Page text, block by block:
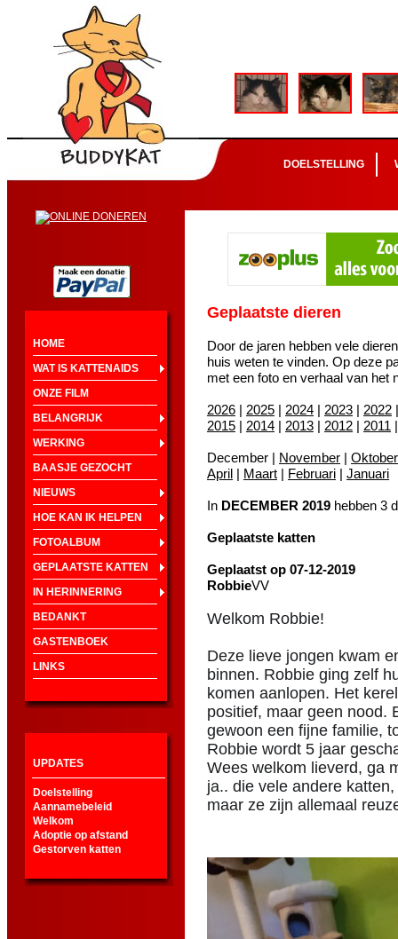
DOELSTELLING
HOME
WAT IS KATTENAIDS
ONZE FILM
BELANGRIJK
WERKING
BAASJE GEZOCHT
NIEUWS
HOE KAN IK HELPEN
FOTOALBUM
GEPLAATSTE KATTEN
IN HERINNERING
BEDANKT
GASTENBOEK
LINKS
UPDATES
Doelstelling
Aannamebeleid
Welkom
Adoptie op afstand
Gestorven katten
Geplaatste dieren
Door de jaren hebben vele
huis weten te vinden. Op deze
met een foto en verhaal van het
2026 | 2025 | 2024 | 2023 | 2022
2015 | 2014 | 2013 | 2012 | 2011
December | November | Oktober
April | Maart | Februari | Januari
In DECEMBER 2019 hebben 3
Geplaatste katten
Geplaatst op 07-12-2019
RobbieVV
Welkom Robbie!
Deze lieve jongen kwam
binnen. Robbie ging zelf
komen aanlopen. Het
positief, maar geen nood.
gewoon een fijne familie,
Robbie wordt 5 jaar
Wees welkom lieverd, ga
ja.. die vele andere
maar ze zijn allemaal